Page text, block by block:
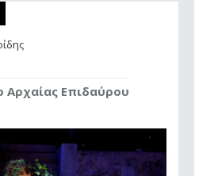
Αρχαίας Επιδαύρου